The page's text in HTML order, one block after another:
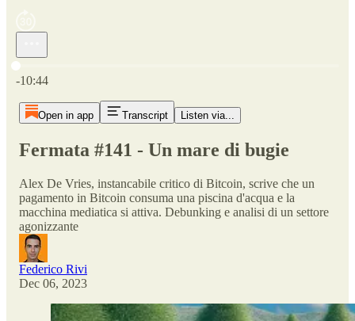
Current time: 0:00 / Total time: -10:44
-10:44
Open in app Transcript Listen via...
Fermata #141 - Un mare di bugie
Alex De Vries, instancabile critico di Bitcoin, scrive che un
pagamento in Bitcoin consuma una piscina d'acqua e la
macchina mediatica si attiva. Debunking e analisi di un settore
agonizzante
Federico Rivi
Dec 06, 2023